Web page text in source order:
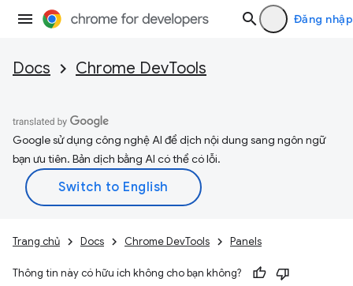
Đăng nhập
Docs Chrome DevTools
Google sử dụng công nghệ AI để dịch nội dung sang ngôn ngữ
bạn ưu tiên. Bản dịch bằng AI có thể có lỗi.
Trang chủ Docs Chrome DevTools Panels
Thông tin này có hữu ích không cho bạn không?